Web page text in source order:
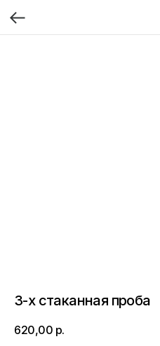
3-х стаканная проба
620,00 р.